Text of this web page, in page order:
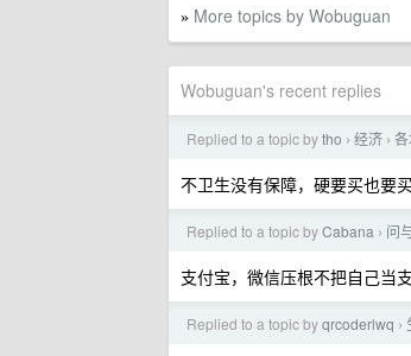
» More topics by Wobuguan
Wobuguan's recent replies
Replied to a topic bytho › 经济 ›
不卫生没有保障，硬要买也要
Replied to a topic byCabana › 问
支付宝，微信压根不把自己当
Replied to a topic byqrcoderlwq ›